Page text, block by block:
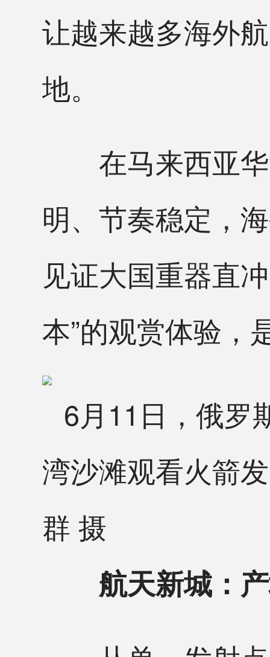
让越来越多海外
地。
在马来西亚华
明、节奏稳定，
见证大国重器直
本”的观赏体验，
6月11日，俄罗
湾沙滩观看火箭
群 摄
航天新城：